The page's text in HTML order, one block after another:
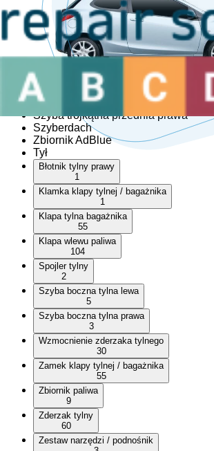
Hardtop
Listwa nadkola
Listwa nadkola przedniego lewego
Listwa nadkola przedniego prawego
Listwa nadkola tylnego lewego
Narożnik zderzaka
Reling dachowy
Szyba trójkątna przednia lewa
Szyba trójkątna przednia prawa
Szyberdach
Zbiornik AdBlue
Tył
Błotnik tylny prawy
1
Klamka klapy tylnej / bagażnika
1
Klapa tylna bagażnika
55
Klapa wlewu paliwa
104
Spojler tylny
2
Szyba boczna tylna lewa
5
Szyba boczna tylna prawa
3
Wzmocnienie zderzaka tylnego
30
Zamek klapy tylnej / bagażnika
55
Zbiornik paliwa
9
Zderzak tylny
60
Zestaw narzędzi / podnośnik